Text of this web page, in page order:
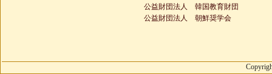
公益財団法人 韓国教育財団
公益財団法人 朝鮮奨学会